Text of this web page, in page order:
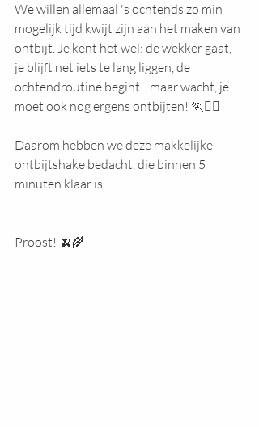
We willen allemaal 's ochtends zo min
mogelijk tijd kwijt zijn aan het maken van
ontbijt. Je kent het wel: de wekker gaat,
je blijft net iets te lang liggen, de
ochtendroutine begint... maar wacht, je
moet ook nog ergens ontbijten! 🏃🏃‍♀️
Daarom hebben we deze makkelijke
ontbijtshake bedacht, die binnen 5
minuten klaar is.
Proost! 🍌🌾